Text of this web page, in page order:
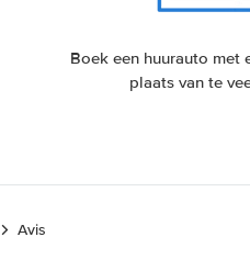
Boek een huurauto met
plaats van te
Avis